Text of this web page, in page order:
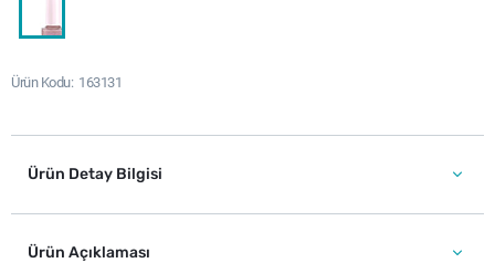
Ürün Kodu 163131
Ürün Detay Bilgisi
Ürün Açıklaması